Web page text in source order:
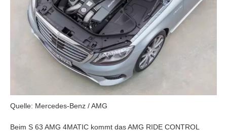
Quelle: Mercedes-Benz / AMG
Beim S 63 AMG 4MATIC kommt das AMG RIDE CONTROL